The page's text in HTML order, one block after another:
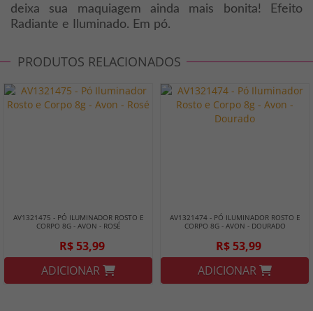
deixa sua maquiagem ainda mais bonita! Efeito
Radiante e Iluminado. Em pó.
PRODUTOS RELACIONADOS
AV1321475 - PÓ ILUMINADOR ROSTO E
CORPO 8G - AVON - ROSÉ
R$ 53,99
ADICIONAR
AV1321474 - PÓ ILUMINADOR ROSTO E
CORPO 8G - AVON - DOURADO
R$ 53,99
ADICIONAR